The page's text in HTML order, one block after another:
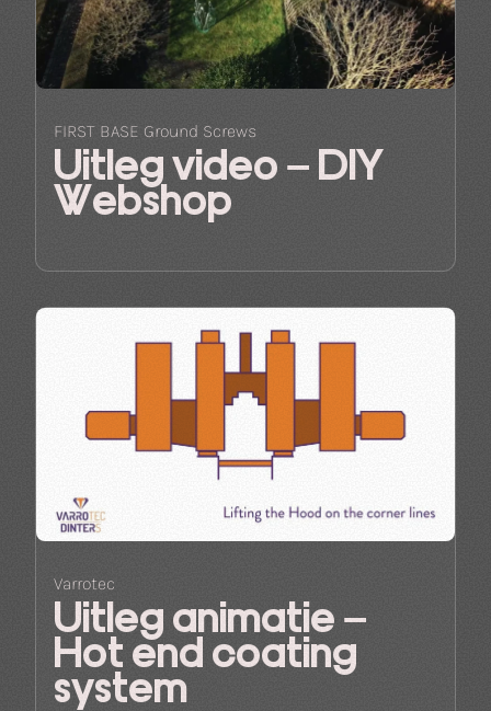
FIRST BASE Ground Screws
Uitleg video – DIY
Webshop
Varrotec
Uitleg animatie –
Hot end coating
system